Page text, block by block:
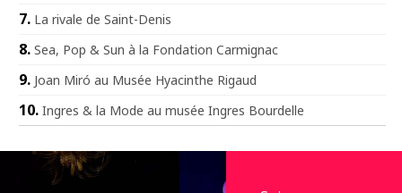
La rivale de Saint-Denis
Sea, Pop & Sun à la Fondation Carmignac
Joan Miró au Musée Hyacinthe Rigaud
Ingres & la Mode au musée Ingres Bourdelle